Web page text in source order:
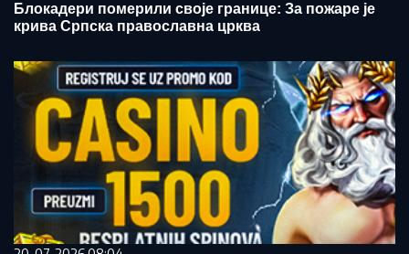
Блокадери померили своје границе: За пожаре је
крива Српска православна црква